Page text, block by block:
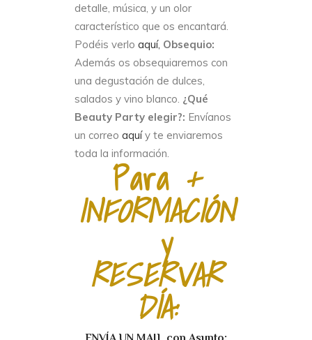
detalle, música, y un olor
característico que os encantará.
Podéis verlo aquí, Obsequio:
Además os obsequiaremos con
una degustación de dulces,
salados y vino blanco. ¿Qué
Beauty Party elegir?: Envíanos
un correo aquíy te enviaremos
toda la información.
Para+
INFORMACIÓN
y
RESERVAR
DÍA: